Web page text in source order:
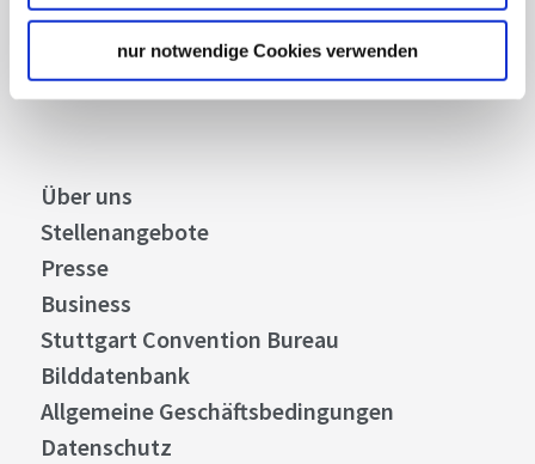
nur notwendige Cookies verwenden
Abonnieren
Über uns
Stellenangebote
Presse
Business
Stuttgart Convention Bureau
Bilddatenbank
Allgemeine Geschäftsbedingungen
Datenschutz